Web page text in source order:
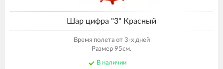
Шар цифра "3" Красный
Время полета от 3-х дней
Размер 95см.
В наличии